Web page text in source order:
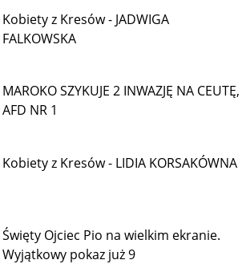
Kobiety z Kresów - JADWIGA
FALKOWSKA
MAROKO SZYKUJE 2 INWAZJĘ NA CEUTĘ,
AFD NR 1
Kobiety z Kresów - LIDIA KORSAKÓWNA
Święty Ojciec Pio na wielkim ekranie.
Wyjątkowy pokaz już 9